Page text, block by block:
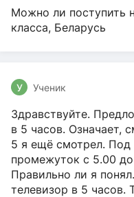
Можно ли поступить
класса, Беларусь
У Ученик
Здравствуйте.
в 5 часов. Означает,
5 я ещё смотрел. Под
промежуток с 5.00
Правильно ли я
телевизор в 5 часов.